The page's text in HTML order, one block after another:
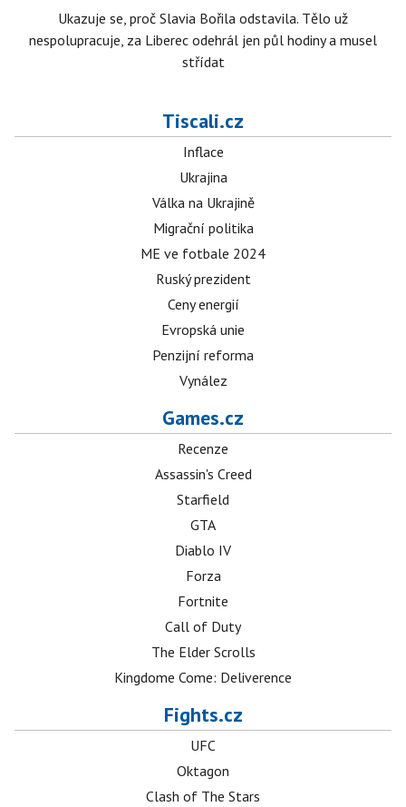
Ukazuje se, proč Slavia Bořila odstavila. Tělo už
nespolupracuje, za Liberec odehrál jen půl hodiny a musel
střídat
Tiscali.cz
Inflace
Ukrajina
Válka na Ukrajině
Migrační politika
ME ve fotbale 2024
Ruský prezident
Ceny energií
Evropská unie
Penzijní reforma
Vynález
Games.cz
Recenze
Assassin's Creed
Starfield
GTA
Diablo IV
Forza
Fortnite
Call of Duty
The Elder Scrolls
Kingdome Come: Deliverence
Fights.cz
UFC
Oktagon
Clash of The Stars